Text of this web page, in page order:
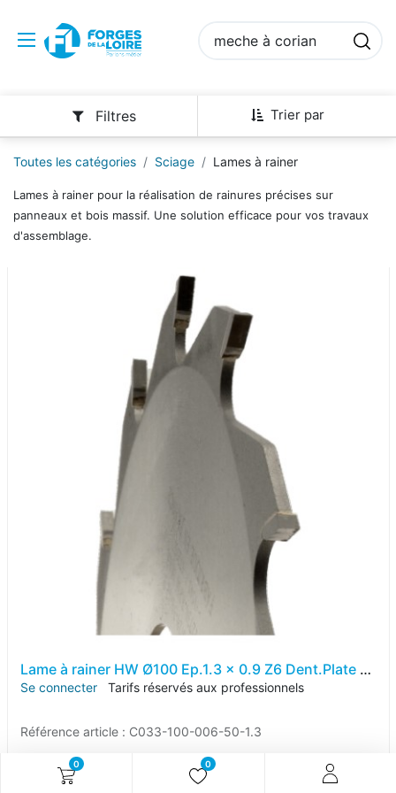
0 0
Trier par
Filtres
Toutes les catégories Sciage Lames à rainer
Lames à rainer pour la réalisation de rainures précises sur
panneaux et bois massif. Une solution efficace pour vos travaux
d'assemblage.
Lame à rainer HW Ø100 Ep.1.3 x 0.9 Z6 Dent.Plate (FZ) Positif d50
Se connecter Tarifs réservés aux professionnels
Référence article : C033-100-006-50-1.3